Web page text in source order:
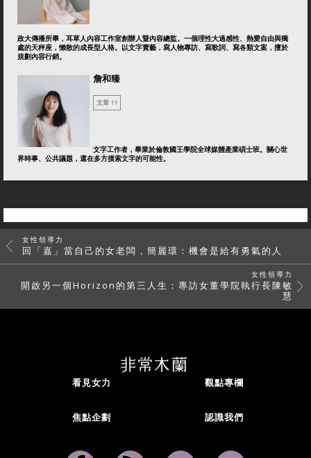
政大傳播所畢，耳草人內容工作室創辦人暨內容總監。一個理性大過感性、熱愛自由與獨
處的天秤座，懶散的成長型人格。以文字賣藝，寫人物專訪、寫歌詞、寫各類文案，擅於
規劃內容行銷。
詹和臻
文章 11
文字工作者，畢業於倫敦國王學院全球媒體產業碩士班。關心世
界時事、公共議題，還在多方摸索文字的可能性。
女性領導力
回「嘉」當自己的女老闆，簡麗環：機會是給有勇氣的人
女性領導力
開啟另一個Horizon的第三人生：專訪女董學院執行長陳敏
慧
看見女力 觀點專欄
焦點企劃 認識我們